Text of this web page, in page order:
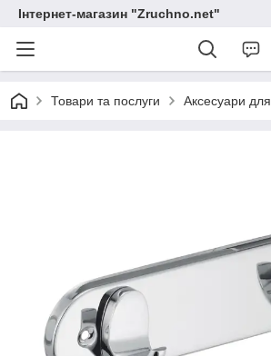
Інтернет-магазин "Zruchno.net"
Товари та послуги Аксесуари